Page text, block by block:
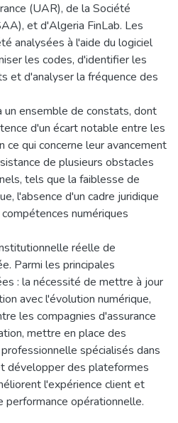
(UAR), de la Société
et d'Algeria FinLab. Les
analysées à l'aide du logiciel
les codes, d'identifier les
et d'analyser la fréquence des
ensemble de constats, dont
d'un écart notable entre les
ce qui concerne leur avancement
de plusieurs obstacles
tels que la faiblesse de
l'absence d'un cadre juridique
numériques
réelle de
Parmi les principales
: la nécessité de mettre à jour
avec l'évolution numérique,
les compagnies d'assurance
mettre en place des
spécialisés dans
développer des plateformes
l'expérience client et
performance opérationnelle.